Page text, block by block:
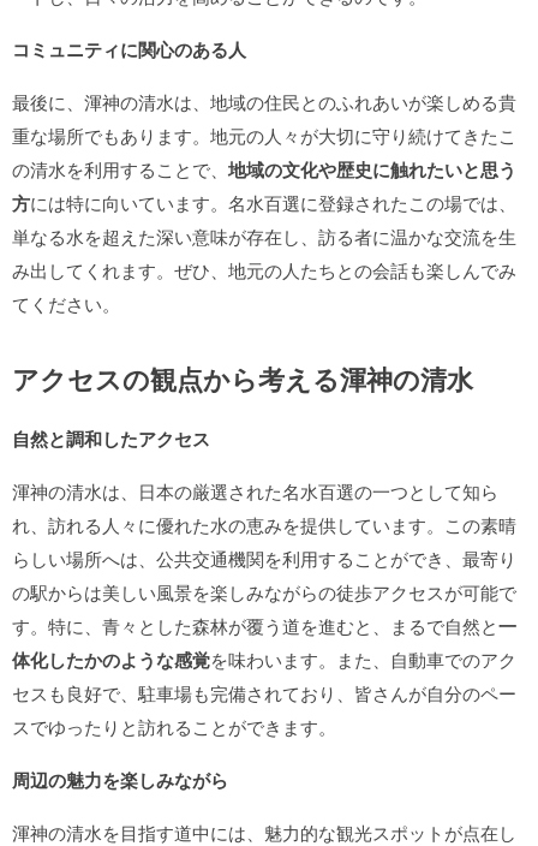
コミュニティに関心のある人
最後に、渾神の清水は、地域の住民とのふれあいが楽しめる貴
重な場所でもあります。地元の人々が大切に守り続けてきたこ
の清水を利用することで、 地域の文化や歴史に触れたいと思う
方には特に向いています。名水百選に登録されたこの場では、
単なる水を超えた深い意味が存在し、訪る者に温かな交流を生
み出してくれます。ぜひ、地元の人たちとの会話も楽しんでみ
てください。
アクセスの観点から考える渾神の清水
自然と調和したアクセス
渾神の清水は、日本の厳選された名水百選の一つとして知ら
れ、訪れる人々に優れた水の恵みを提供しています。この素晴
らしい場所へは、公共交通機関を利用することができ、最寄り
の駅からは美しい風景を楽しみながらの徒歩アクセスが可能で
す。特に、青々とした森林が覆う道を進むと、まるで自然と一
体化したかのような感覚を味わいます。また、自動車でのアク
セスも良好で、駐車場も完備されており、皆さんが自分のペー
スでゆったりと訪れることができます。
周辺の魅力を楽しみながら
渾神の清水を目指す道中には、魅力的な観光スポットが点在し